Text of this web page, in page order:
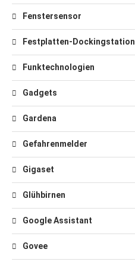
Fenstersensor
Festplatten-Dockingstation
Funktechnologien
Gadgets
Gardena
Gefahrenmelder
Gigaset
Glühbirnen
Google Assistant
Govee